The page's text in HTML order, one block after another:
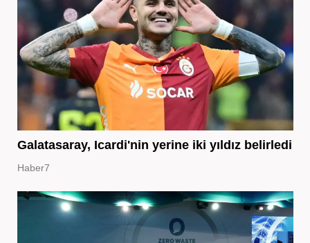
Galatasaray, Icardi'nin yerine iki yıldız belirledi
Haber7